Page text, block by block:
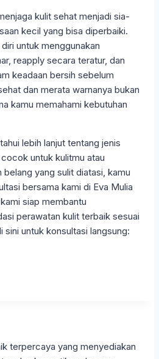
kulit sehat menjadi sia-
kecil yang bisa diperbaiki.
untuk menggunakan
reapply secara teratur, dan
keadaan bersih sebelum
dan merata warnanya bukan
kamu memahami kebutuhan
lebih lanjut tentang jenis
untuk kulitmu atau
belang yang sulit diatasi, kamu
bersama kami di Eva Mulia
siap membantu
perawatan kulit terbaik sesuai
sini untuk konsultasi langsung:
terpercaya yang menyediakan